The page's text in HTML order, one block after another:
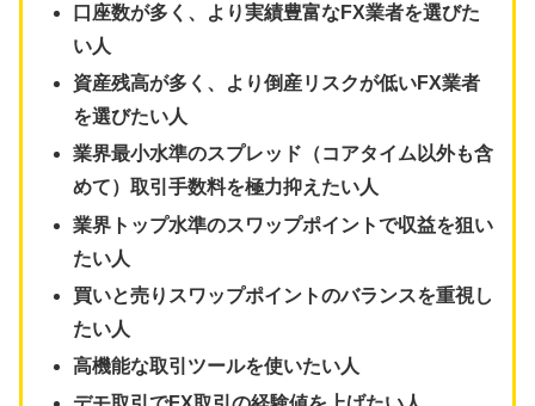
口座数が多く、より実績豊富なFX業者を選びた
い人
資産残高が多く、より倒産リスクが低いFX業者
を選びたい人
業界最小水準のスプレッド（コアタイム以外も含
めて）取引手数料を極力抑えたい人
業界トップ水準のスワップポイントで収益を狙い
たい人
買いと売りスワップポイントのバランスを重視し
たい人
高機能な取引ツールを使いたい人